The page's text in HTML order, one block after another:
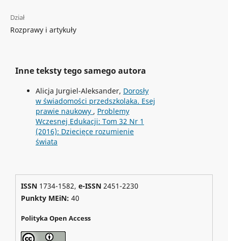
Dział
Rozprawy i artykuły
Inne teksty tego samego autora
Alicja Jurgiel-Aleksander, Dorosły
w świadomości przedszkolaka. Esej
prawie naukowy , Problemy
Wczesnej Edukacji: Tom 32 Nr 1
(2016): Dziecięce rozumienie
świata
ISSN1734-1582, e-ISSN2451-2230
Punkty MEiN: 40
Polityka Open Access